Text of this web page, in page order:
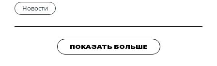
Новости
ПОКАЗАТЬ БОЛЬШЕ